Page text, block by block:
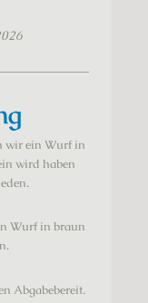
wir ein Wurf in
wird haben
Wurf in braun
Abgabebereit.